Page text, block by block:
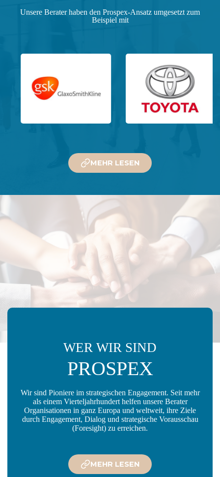
Unsere Berater haben den Prospex-Ansatz umgesetzt zum
Beispiel mit
MEHR LESEN
WER WIR SIND
PROSPEX
Wir sind Pioniere im strategischen Engagement. Seit mehr
als einem Vierteljahrhundert helfen unsere Berater
Organisationen in ganz Europa und weltweit, ihre Ziele
durch Engagement, Dialog und strategische Vorausschau
(Foresight) zu erreichen.
MEHR LESEN